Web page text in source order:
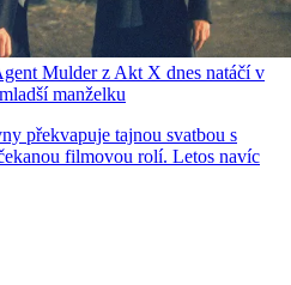
Mulder z Akt X dnes natáčí v
manželku
překvapuje tajnou svatbou s
filmovou rolí. Letos navíc